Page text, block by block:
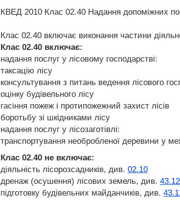
КВЕД 2010 Клас 02.40 Надання допоміжних
Клас 02.40 включає виконання частини
Клас 02.40 включає:
надання послуг у лісовому господарстві:
таксацію лісу
консультування з питань ведення лісового
оцінку будівельного лісу
гасіння пожеж і протипожежний захист лісів
боротьбу зі шкідниками лісу
надання послуг у лісозаготівлі:
транспортування необробленої деревини у
Клас 02.40 не включає:
діяльність лісорозсадників, див. 02.10
дренаж (осушення) лісових земель, див. 43.12
підготовку будівельних майданчиків, див.